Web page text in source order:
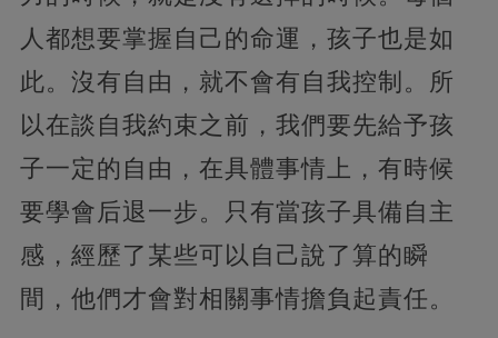
人都想要掌握自己的命運，孩子也是如
此。沒有自由，就不會有自我控制。所
以在談自我約束之前，我們要先給予孩
子一定的自由，在具體事情上，有時候
要學會后退一步。只有當孩子具備自主
感，經歷了某些可以自己說了算的瞬
間，他們才會對相關事情擔負起責任。